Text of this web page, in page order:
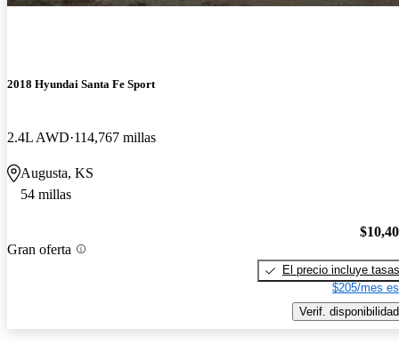
2018 Hyundai Santa Fe Sport
2.4L AWD 114,767 millas
Augusta, KS
54 millas
Gran oferta
El precio incluye tasas
$205/mes
Verif. disponibilidad